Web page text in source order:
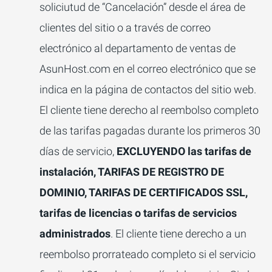
soliciutud de “Cancelación” desde el área de
clientes del sitio o a través de correo
electrónico al departamento de ventas de
AsunHost.com en el correo electrónico que se
indica en la página de contactos del sitio web.
El cliente tiene derecho al reembolso completo
de las tarifas pagadas durante los primeros 30
días de servicio, EXCLUYENDO las tarifas de
instalación, TARIFAS DE REGISTRO DE
DOMINIO, TARIFAS DE CERTIFICADOS SSL,
tarifas de licencias o tarifas de servicios
administrados. El cliente tiene derecho a un
reembolso prorrateado completo si el servicio